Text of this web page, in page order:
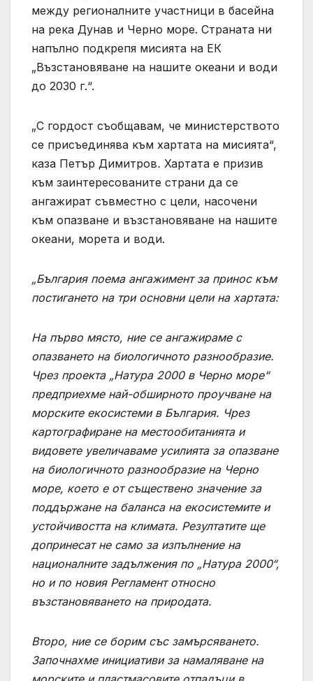
между регионалните участници в басейна
на река Дунав и Черно море. Страната ни
напълно подкрепя мисията на ЕК
„Възстановяване на нашите океани и води
до 2030 г.“.
„С гордост съобщавам, че министерството
се присъединява към хартата на мисията“,
каза Петър Димитров. Хартата е призив
към заинтересованите страни да се
ангажират съвместно с цели, насочени
към опазване и възстановяване на нашите
океани, морета и води.
„България поема ангажимент за принос към
постигането на три основни цели на хартата:
На първо място, ние се ангажираме с
опазването на биологичното разнообразие.
Чрез проекта „Натура 2000 в Черно море“
предприехме най-обширното проучване на
морските екосистеми в България. Чрез
картографиране на местообитанията и
видовете увеличаваме усилията за опазване
на биологичното разнообразие на Черно
море, което е от съществено значение за
поддържане на баланса на екосистемите и
устойчивостта на климата. Резултатите ще
допринесат не само за изпълнение на
националните задължения по „Натура 2000“,
но и по новия Регламент относно
възстановяването на природата.
Второ, ние се борим със замърсяването.
Започнахме инициативи за намаляване на